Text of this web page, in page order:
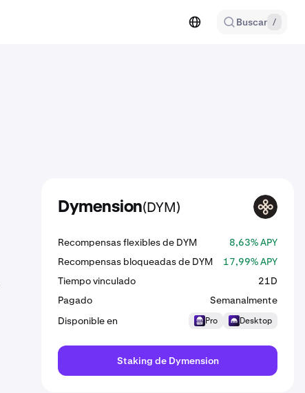
Buscar /
Dymension(DYM) DYM
Recompensas flexibles de DYM
8,63% APY
Recompensas bloqueadas de DYM
17,99% APY
Tiempo vinculado
21D
Pagado
Semanalmente
Disponible en
Pro Desktop
Staking de Dymension